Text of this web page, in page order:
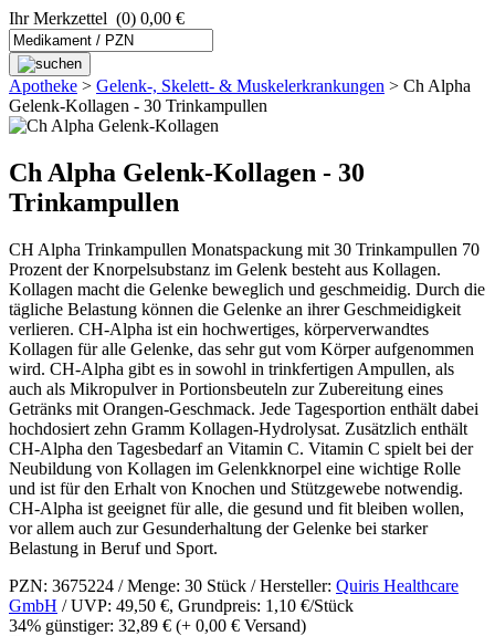
Ihr Merkzettel (0) 0,00 €
Apotheke > Gelenk-, Skelett- & Muskel­­erkrankungen > Ch Alpha
Gelenk-Kollagen - 30 Trinkampullen
Ch Alpha Gelenk-Kollagen - 30
Trinkampullen
CH Alpha Trinkampullen Monatspackung mit 30 Trinkampullen 70
Prozent der Knorpelsubstanz im Gelenk besteht aus Kollagen.
Kollagen macht die Gelenke beweglich und geschmeidig. Durch die
tägliche Belastung können die Gelenke an ihrer Geschmeidigkeit
verlieren. CH-Alpha ist ein hochwertiges, körperverwandtes
Kollagen für alle Gelenke, das sehr gut vom Körper aufgenommen
wird. CH-Alpha gibt es in sowohl in trinkfertigen Ampullen, als
auch als Mikropulver in Portionsbeuteln zur Zubereitung eines
Getränks mit Orangen-Geschmack. Jede Tagesportion enthält dabei
hochdosiert zehn Gramm Kollagen-Hydrolysat. Zusätzlich enthält
CH-Alpha den Tagesbedarf an Vitamin C. Vitamin C spielt bei der
Neubildung von Kollagen im Gelenkknorpel eine wichtige Rolle
und ist für den Erhalt von Knochen und Stützgewebe notwendig.
CH-Alpha ist geeignet für alle, die gesund und fit bleiben wollen,
vor allem auch zur Gesunderhaltung der Gelenke bei starker
Belastung in Beruf und Sport.
PZN: 3675224 / Menge: 30 Stück / Hersteller: Quiris Healthcare
GmbH / UVP: 49,50 €, Grundpreis: 1,10 €/Stück
34% günstiger: 32,89 € (+ 0,00 € Versand)